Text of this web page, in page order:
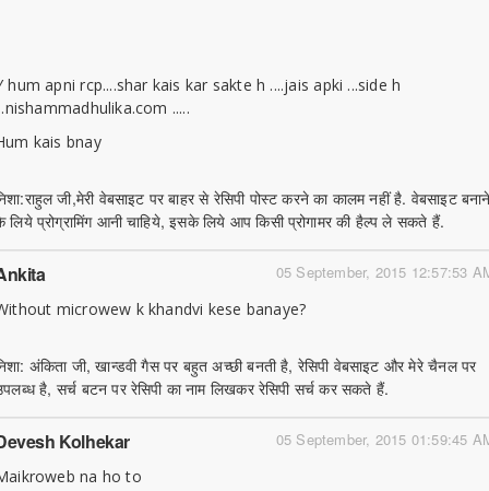
hum apni rcp....shar kais kar sakte h ....jais apki ...side h
.....
kais bnay
जी,मेरी वेबसाइट पर बाहर से रेसिपी पोस्ट करने का कालम नहीं है. वेबसाइट
लिये प्रोग्रामिंग आनी चाहिये, इसके लिये आप किसी प्रोगामर की हैल्प ले सकते हैं.
05 September, 2015 12:57:53
microwew k khandvi kese banaye?
अंकिता जी, खान्डवी गैस पर बहुत अच्छी बनती है, रेसिपी वेबसाइट और मेरे चैनल पर
है, सर्च बटन पर रेसिपी का नाम लिखकर रेसिपी सर्च कर सकते हैं.
05 September, 2015 01:59:45
Kolhekar
na ho to